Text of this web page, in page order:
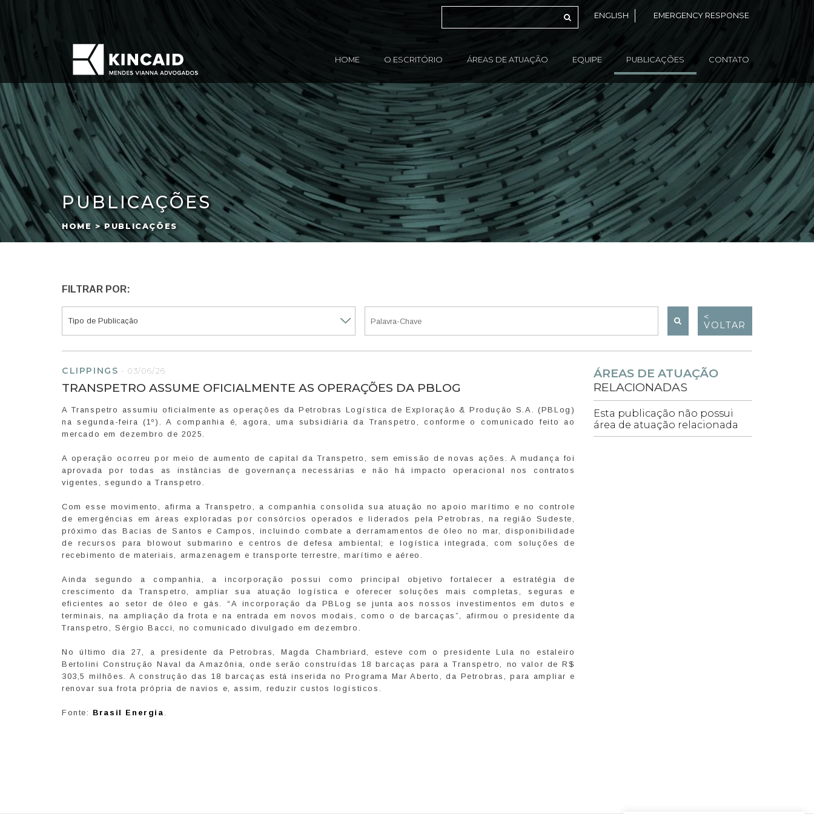
ENGLISH EMERGENCY RESPONSE
HOME O ESCRITÓRIO ÁREAS DE ATUAÇÃO EQUIPE PUBLICAÇÕES CONTATO
PUBLICAÇÕES
HOME > PUBLICAÇÕES
FILTRAR POR:
<
VOLTAR
CLIPPINGS -03/06/26
TRANSPETRO ASSUME OFICIALMENTE AS OPERAÇÕES DA PBLOG
A Transpetro assumiu oficialmente as operações da Petrobras Logística de Exploração & Produção S.A. (PBLog)
na segunda-feira (1º). A companhia é, agora, uma subsidiária da Transpetro, conforme o comunicado feito ao
mercado em dezembro de 2025.
A operação ocorreu por meio de aumento de capital da Transpetro, sem emissão de novas ações. A mudança foi
aprovada por todas as instâncias de governança necessárias e não há impacto operacional nos contratos
vigentes, segundo a Transpetro.
Com esse movimento, afirma a Transpetro, a companhia consolida sua atuação no apoio marítimo e no controle
de emergências em áreas exploradas por consórcios operados e liderados pela Petrobras, na região Sudeste,
próximo das Bacias de Santos e Campos, incluindo combate a derramamentos de óleo no mar, disponibilidade
de recursos para blowout submarino e centros de defesa ambiental; e logística integrada, com soluções de
recebimento de materiais, armazenagem e transporte terrestre, marítimo e aéreo.
Ainda segundo a companhia, a incorporação possui como principal objetivo fortalecer a estratégia de
crescimento da Transpetro, ampliar sua atuação logística e oferecer soluções mais completas, seguras e
eficientes ao setor de óleo e gás. “A incorporação da PBLog se junta aos nossos investimentos em dutos e
terminais, na ampliação da frota e na entrada em novos modais, como o de barcaças”, afirmou o presidente da
Transpetro, Sérgio Bacci, no comunicado divulgado em dezembro.
No último dia 27, a presidente da Petrobras, Magda Chambriard, esteve com o presidente Lula no estaleiro
Bertolini Construção Naval da Amazônia, onde serão construídas 18 barcaças para a Transpetro, no valor de R$
303,5 milhões. A construção das 18 barcaças está inserida no Programa Mar Aberto, da Petrobras, para ampliar e
renovar sua frota própria de navios e, assim, reduzir custos logísticos.
Fonte: Brasil Energia.
ÁREAS DE ATUAÇÃO
RELACIONADAS
Esta publicação não possui
área de atuação relacionada